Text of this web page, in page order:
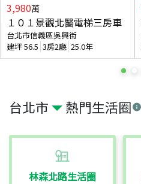
台北市 熱門生活圈
林森北路生活圈
3,980萬
１０１景觀北醫電梯三房車
台北市信義區吳興街
建坪56.5 3房2廳 25.0年